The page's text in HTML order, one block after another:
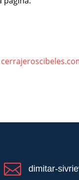
 dimitar-